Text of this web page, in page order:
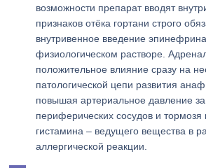
возможности препарат вводят
признаков отёка гортани строго
внутривенное введение
физиологическом растворе.
положительное влияние сразу на
патологической цепи развития
повышая артериальное давление
периферических сосудов и
гистамина – ведущего вещества в
аллергической реакции.